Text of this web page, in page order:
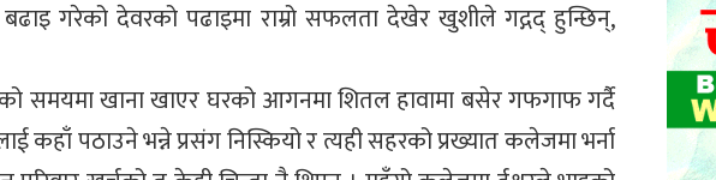
बढाइ गरेको देवरको पढाइमा राम्रो सफलता देखेर खुशीले गद्गद् हुन्छिन्,
समयमा खाना खाएर घरको आगनमा शितल हावामा बसेर गफगाफ गर्दै
कहाँ पठाउने भन्ने प्रसंग निस्कियो र त्यही सहरको प्रख्यात कलेजमा भर्ना